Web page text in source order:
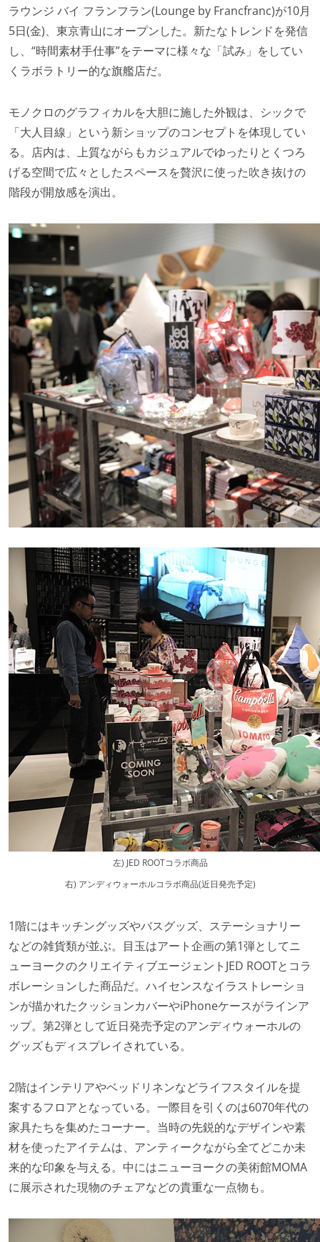
ラウンジ バイ フランフラン(Lounge by Francfranc)が10月
5日(金)、東京青山にオープンした。新たなトレンドを発信
し、“時間素材手仕事”をテーマに様々な「試み」をしてい
くラボラトリー的な旗艦店だ。
モノクロのグラフィカルを大胆に施した外観は、シックで
「大人目線」という新ショップのコンセプトを体現してい
る。店内は、上質ながらもカジュアルでゆったりとくつろ
げる空間で広々としたスペースを贅沢に使った吹き抜けの
階段が開放感を演出。
左) JED ROOTコラボ商品
右) アンディウォーホルコラボ商品(近日発売予定)
1階にはキッチングッズやバスグッズ、ステーショナリー
などの雑貨類が並ぶ。目玉はアート企画の第1弾としてニ
ューヨークのクリエイティブエージェントJED ROOTとコラ
ボレーションした商品だ。ハイセンスなイラストレーショ
ンが描かれたクッションカバーやiPhoneケースがラインア
ップ。第2弾として近日発売予定のアンディウォーホルの
グッズもディスプレイされている。
2階はインテリアやベッドリネンなどライフスタイルを提
案するフロアとなっている。一際目を引くのは6070年代の
家具たちを集めたコーナー。当時の先鋭的なデザインや素
材を使ったアイテムは、アンティークながら全てどこか未
来的な印象を与える。中にはニューヨークの美術館MOMA
に展示された現物のチェアなどの貴重な一点物も。